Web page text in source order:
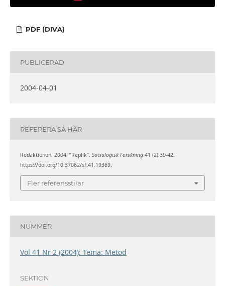
PDF (DIVA)
PUBLICERAD
2004-04-01
REFERERA SÅ HÄR
Redaktionen. 2004. ”Replik”. Sociologisk Forskning41 (2):39-42.
https://doi.org/10.37062/sf.41.19369.
Fler referensstilar
NUMMER
Vol 41 Nr 2 (2004): Tema: Metod
SEKTION